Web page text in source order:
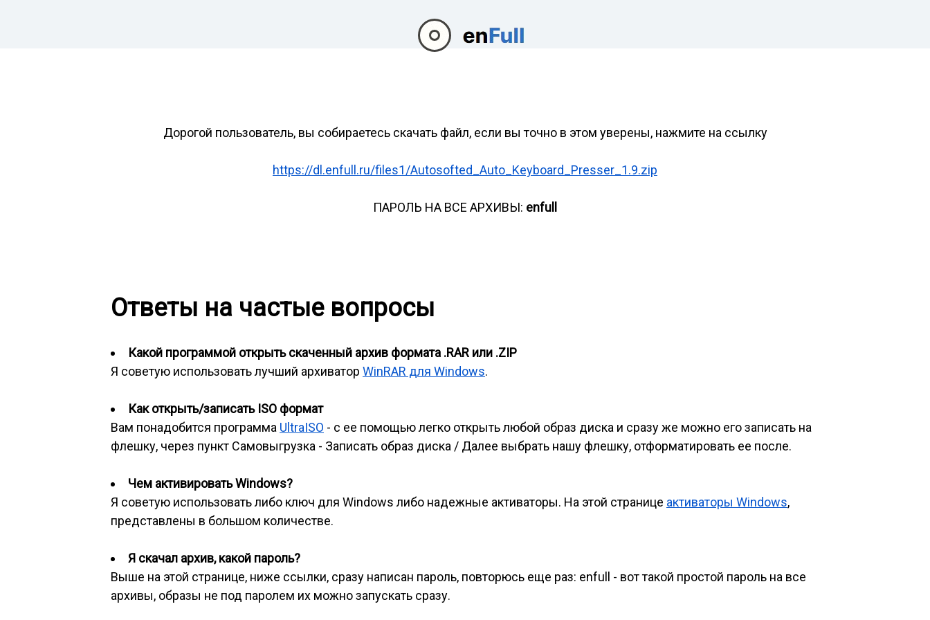
Дорогой пользователь, вы собираетесь скачать файл, если вы точно в этом уверены, нажмите на ссылку
https://dl.enfull.ru/files1/Autosofted_Auto_Keyboard_Presser_1.9.zip
ПАРОЛЬ НА ВСЕ АРХИВЫ: enfull
Ответы на частые вопросы
Какой программой открыть скаченный архив формата .RAR или .ZIP
Я советую использовать лучший архиватор WinRAR для Windows.
Как открыть/записать ISO формат
Вам понадобится программа UltraISO - с ее помощью легко открыть любой образ диска и сразу же можно его записать на
флешку, через пункт Самовыгрузка - Записать образ диска / Далее выбрать нашу флешку, отформатировать ее после.
Чем активировать Windows?
Я советую использовать либо ключ для Windows либо надежные активаторы. На этой странице активаторы Windows,
представлены в большом количестве.
Я скачал архив, какой пароль?
Выше на этой странице, ниже ссылки, сразу написан пароль, повторюсь еще раз: enfull - вот такой простой пароль на все
архивы, образы не под паролем их можно запускать сразу.